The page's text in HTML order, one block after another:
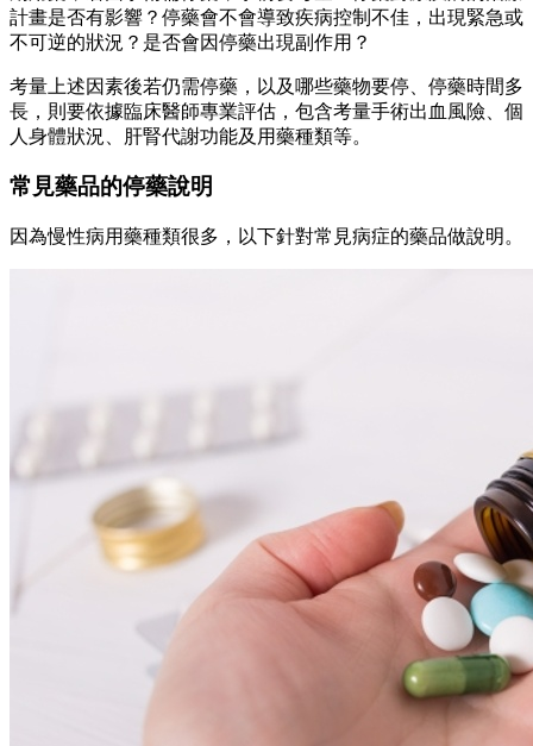
計畫是否有影響？停藥會不會導致疾病控制不佳，出現緊急或
不可逆的狀況？是否會因停藥出現副作用？
考量上述因素後若仍需停藥，以及哪些藥物要停、停藥時間多
長，則要依據臨床醫師專業評估，包含考量手術出血風險、個
人身體狀況、肝腎代謝功能及用藥種類等。
常見藥品的停藥說明
因為慢性病用藥種類很多，以下針對常見病症的藥品做說明。